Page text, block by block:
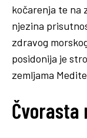
kočarenja te na
njezina
zdravog
posidonija je
zemljama
Čvorasta